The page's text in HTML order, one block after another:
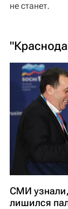
не станет.
СМИ
лишился